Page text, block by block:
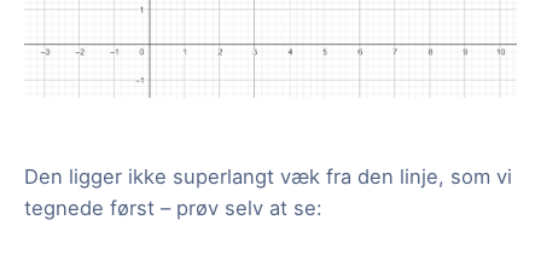
Den ligger ikke superlangt væk fra den linje, som vi
tegnede først – prøv selv at se: